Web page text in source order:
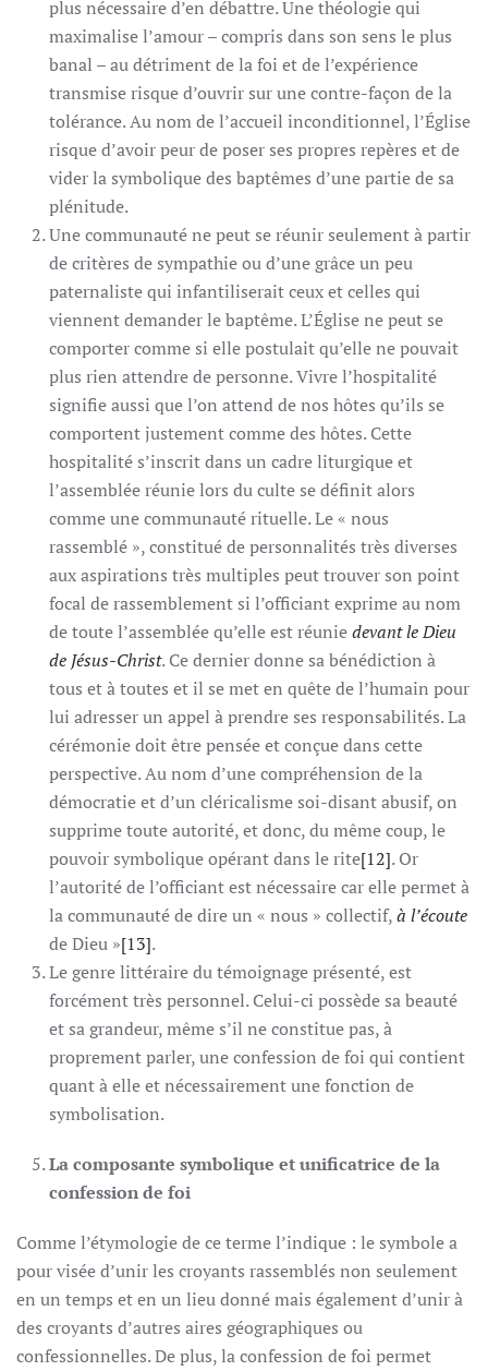
plus nécessaire d’en débattre. Une théologie qui
maximalise l’amour – compris dans son sens le plus
banal – au détriment de la foi et de l’expérience
transmise risque d’ouvrir sur une contre-façon de la
tolérance. Au nom de l’accueil inconditionnel, l’Église
risque d’avoir peur de poser ses propres repères et de
vider la symbolique des baptêmes d’une partie de sa
plénitude.
Une communauté ne peut se réunir seulement à partir
de critères de sympathie ou d’une grâce un peu
paternaliste qui infantiliserait ceux et celles qui
viennent demander le baptême. L’Église ne peut se
comporter comme si elle postulait qu’elle ne pouvait
plus rien attendre de personne. Vivre l’hospitalité
signifie aussi que l’on attend de nos hôtes qu’ils se
comportent justement comme des hôtes. Cette
hospitalité s’inscrit dans un cadre liturgique et
l’assemblée réunie lors du culte se définit alors
comme une communauté rituelle. Le « nous
rassemblé », constitué de personnalités très diverses
aux aspirations très multiples peut trouver son point
focal de rassemblement si l’officiant exprime au nom
de toute l’assemblée qu’elle est réuniedevant le Dieu
de Jésus-Christ. Ce dernier donne sa bénédiction à
tous et à toutes et il se met en quête de l’humain pour
lui adresser un appel à prendre ses responsabilités. La
cérémonie doit être pensée et conçue dans cette
perspective. Au nom d’une compréhension de la
démocratie et d’un cléricalisme soi-disant abusif, on
supprime toute autorité, et donc, du même coup, le
pouvoir symbolique opérant dans le rite[12]. Or
l’autorité de l’officiant est nécessaire car elle permet à
la communauté de dire un « nous » collectif,à l’écoute
de Dieu »[13].
Le genre littéraire du témoignage présenté, est
forcément très personnel. Celui-ci possède sa beauté
et sa grandeur, même s’il ne constitue pas, à
proprement parler, une confession de foi qui contient
quant à elle et nécessairement une fonction de
symbolisation.
La composante symbolique et unificatrice de la
confession de foi
Comme l’étymologie de ce terme l’indique : le symbole a
pour visée d’unir les croyants rassemblés non seulement
en un temps et en un lieu donné mais également d’unir à
des croyants d’autres aires géographiques ou
confessionnelles. De plus, la confession de foi permet